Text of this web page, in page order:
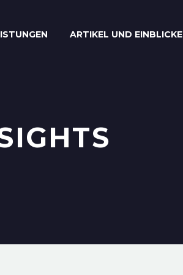
ARTIKEL UND EINBLICKE